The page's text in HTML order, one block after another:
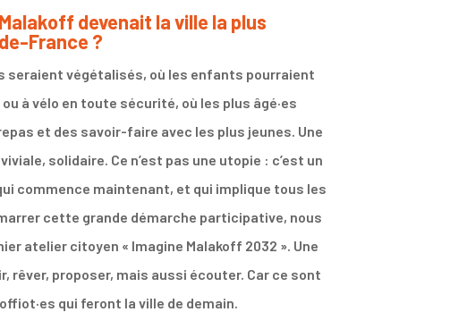
devenait la ville la plus
France ?
seraient végétalisés, où les enfants pourraient
ou à vélo en toute sécurité, où les plus âgé·es
et des savoir-faire avec les plus jeunes. Une
solidaire. Ce n’est pas une utopie : c’est un
commence maintenant, et qui implique tous les
cette grande démarche participative, nous
atelier citoyen « Imagine Malakoff 2032 ». Une
rêver, proposer, mais aussi écouter. Car ce sont
qui feront la ville de demain.